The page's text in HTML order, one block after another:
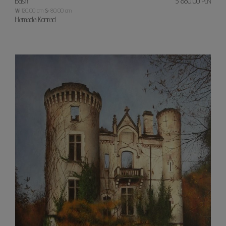
W: 120.00 cm S: 80.00 cm
Hamada Konrad
Biała
dama